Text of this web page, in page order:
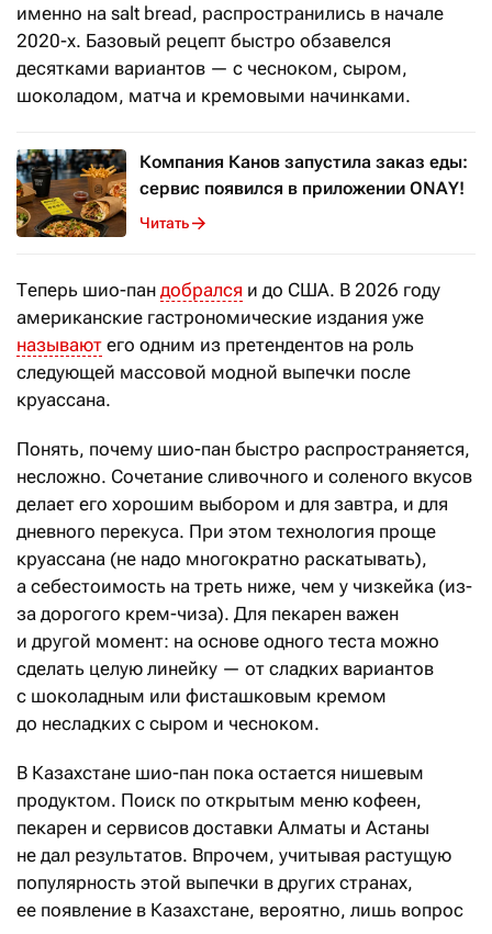
именно на salt bread, распространились в начале
2020-х. Базовый рецепт быстро обзавелся
десятками вариантов — с чесноком, сыром,
шоколадом, матча и кремовыми начинками.
Компания Канов запустила заказ еды:
сервис появился в приложении ONAY!
Читать
Теперь шио-пан добрался и до США. В 2026 году
американские гастрономические издания уже
называют его одним из претендентов на роль
следующей массовой модной выпечки после
круассана.
Понять, почему шио-пан быстро распространяется,
несложно. Сочетание сливочного и соленого вкусов
делает его хорошим выбором и для завтра, и для
дневного перекуса. При этом технология проще
круассана (не надо многократно раскатывать),
а себестоимость на треть ниже, чем у чизкейка (из-
за дорогого крем-чиза). Для пекарен важен
и другой момент: на основе одного теста можно
сделать целую линейку — от сладких вариантов
с шоколадным или фисташковым кремом
до несладких с сыром и чесноком.
В Казахстане шио-пан пока остается нишевым
продуктом. Поиск по открытым меню кофеен,
пекарен и сервисов доставки Алматы и Астаны
не дал результатов. Впрочем, учитывая растущую
популярность этой выпечки в других странах,
ее появление в Казахстане, вероятно, лишь вопрос